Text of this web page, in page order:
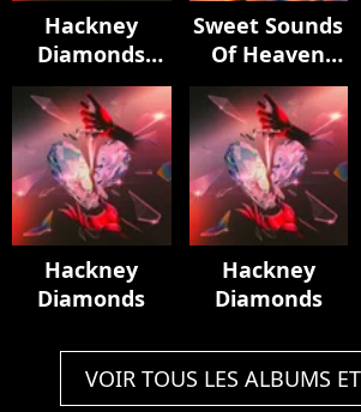
Hackney
Diamonds
(Live Edition)
Sweet Sounds
Of Heaven
(feat. Lady
Gaga) [Live at
Racket, NYC]
Hackney
Diamonds
Hackney
Diamonds
VOIR TOUS LES ALBUMS